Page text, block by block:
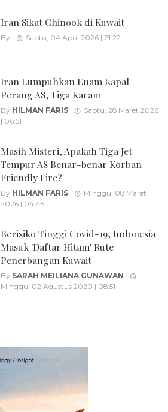
Iran Sikat Chinook di Kuwait
By Sabtu, 04 April 2026 | 21:22
Iran Lumpuhkan Enam Kapal
Perang AS, Tiga Karam
By HILMAN FARIS
Sabtu, 28 Maret 2026
| 06:51
Masih Misteri, Apakah Tiga Jet
Tempur AS Benar-benar Korban
Friendly Fire?
By HILMAN FARIS
Minggu, 08 Maret
2026 | 04:45
Berisiko Tinggi Covid-19, Indonesia
Masuk 'Daftar Hitam' Rute
Penerbangan Kuwait
By SARAH MEILIANA GUNAWAN
Minggu, 02 Agustus 2020 | 08:51